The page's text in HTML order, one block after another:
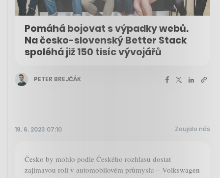
Pomáhá bojovat s výpadky webů.
Na česko-slovenský Better Stack
spoléhá již 150 tisíc vývojářů
PETER BREJČÁK
19. 6. 2023 07:10 Zaujalo nás
Česko by mohlo podle Českého rozhlasu dostat
zajímavou roli v automobilovém průmyslu – Volkswagen